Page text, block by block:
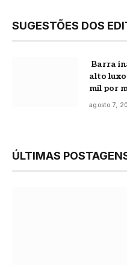
SUGESTÕES DOS
Barra
alto luxo
mil por
agosto 7,
ÚLTIMAS